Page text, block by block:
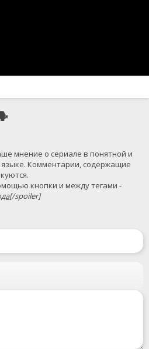
мнение о сериале в понятной и
Комментарии, содержащие
кнопки и между тегами -
[/spoiler]